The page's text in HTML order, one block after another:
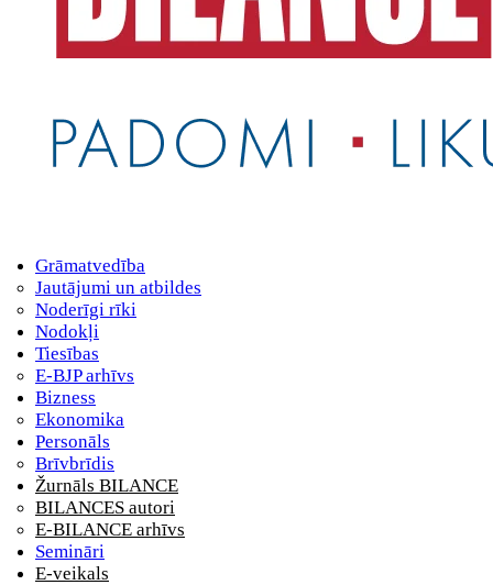
Grāmatvedība
Jautājumi un atbildes
Noderīgi rīki
Nodokļi
Tiesības
E-BJP arhīvs
Bizness
Ekonomika
Personāls
Brīvbrīdis
Žurnāls BILANCE
BILANCES autori
E-BILANCE arhīvs
Semināri
E-veikals